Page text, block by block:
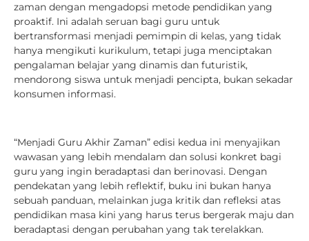
zaman dengan mengadopsi metode pendidikan yang
proaktif. Ini adalah seruan bagi guru untuk
bertransformasi menjadi pemimpin di kelas, yang tidak
hanya mengikuti kurikulum, tetapi juga menciptakan
pengalaman belajar yang dinamis dan futuristik,
mendorong siswa untuk menjadi pencipta, bukan sekadar
konsumen informasi.
“Menjadi Guru Akhir Zaman” edisi kedua ini menyajikan
wawasan yang lebih mendalam dan solusi konkret bagi
guru yang ingin beradaptasi dan berinovasi. Dengan
pendekatan yang lebih reflektif, buku ini bukan hanya
sebuah panduan, melainkan juga kritik dan refleksi atas
pendidikan masa kini yang harus terus bergerak maju dan
beradaptasi dengan perubahan yang tak terelakkan.